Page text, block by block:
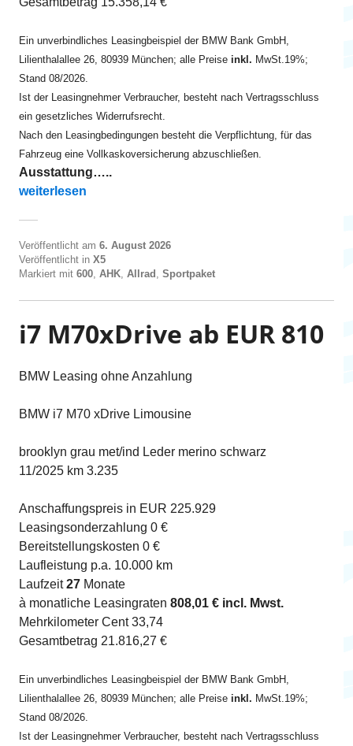
Ein unverbindliches Leasingbeispiel der BMW Bank GmbH,
Lilienthalallee 26, 80939 München; alle Preise inkl. MwSt.19%;
Stand 08/2026.
Ist der Leasingnehmer Verbraucher, besteht nach Vertragsschluss
ein gesetzliches Widerrufsrecht.
Nach den Leasingbedingungen besteht die Verpflichtung, für das
Fahrzeug eine Vollkaskoversicherung abzuschließen.
Ausstattung…..
„X5 xDrive30d ab EUR 570“
weiterlesen
Veröffentlicht am 6. August 2026
Veröffentlicht in X5
Markiert mit 600, AHK, Allrad , Sportpaket
i7 M70xDrive ab EUR 810
BMW Leasing ohne Anzahlung
BMW i7 M70 xDrive Limousine
brooklyn grau met/ind Leder merino schwarz
11/2025 km 3.235
Anschaffungspreis in EUR 225.929
Leasingsonderzahlung 0 €
Bereitstellungskosten 0 €
Laufleistung p.a. 10.000 km
Laufzeit27 Monate
à monatliche Leasingraten 808,01 € incl. Mwst.
Mehrkilometer Cent 33,74
Gesamtbetrag 21.816,27 €
Ein unverbindliches Leasingbeispiel der BMW Bank GmbH,
Lilienthalallee 26, 80939 München; alle Preise inkl. MwSt.19%;
Stand 08/2026.
Ist der Leasingnehmer Verbraucher, besteht nach Vertragsschluss